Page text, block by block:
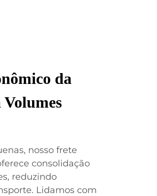
da
nosso frete
consolidação
reduzindo
Lidamos com